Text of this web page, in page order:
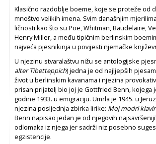
Klasično razdoblje boeme, koje se proteže od
mnoštvo velikih imena. Svim današnjim
ličnosti kao što su Poe, Whitman, Baudelaire,
Henry Miller, a među tipičnim berlinskim
najveća pjesnikinja u povijesti njemačke
U njezinu stvaralaštvu nižu se antologijske
alter Tibetteppich) jedna je od najljepših
život u berlinskim kavanama i njezina
prisan prijatelj bio joj je Gottfried Benn, kojega
godine 1933. u emigraciju. Umrla je 1945. u
njezina posljednja zbirka lirike: Moj modri klavir
Benn napisao jedan je od njegovih
odlomaka iz njega jer sadrži niz posebno
egzistencije.